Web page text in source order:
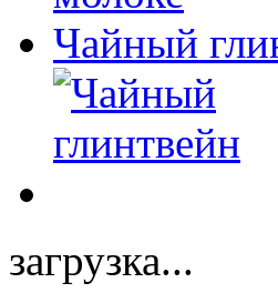
Чайный
загрузка...